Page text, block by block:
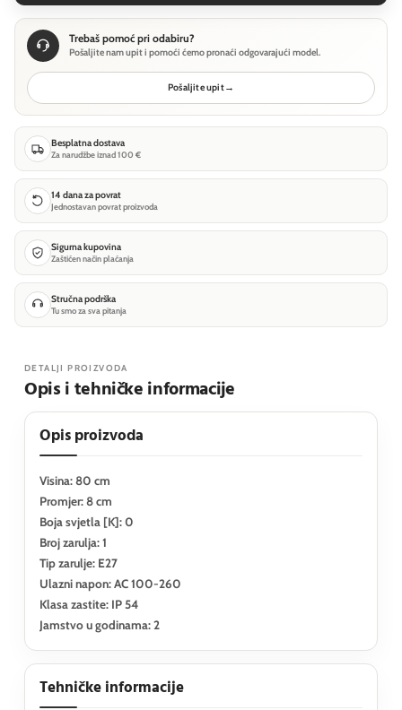
Trebaš pomoć pri odabiru?
Pošaljite nam upit i pomoći ćemo pronaći odgovarajući model.
Pošaljite upit→
Besplatna dostava
Za narudžbe iznad 100 €
14 dana za povrat
Jednostavan povrat proizvoda
Sigurna kupovina
Zaštićen način plaćanja
Stručna podrška
Tu smo za sva pitanja
DETALJI PROIZVODA
Opis i tehničke informacije
Opis proizvoda
Visina: 80 cm
Promjer: 8 cm
Boja svjetla [K]: 0
Broj zarulja: 1
Tip zarulje: E27
Ulazni napon: AC 100-260
Klasa zastite: IP 54
Jamstvo u godinama: 2
Tehničke informacije